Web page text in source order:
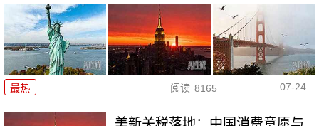
最热 阅读 8165 07-24